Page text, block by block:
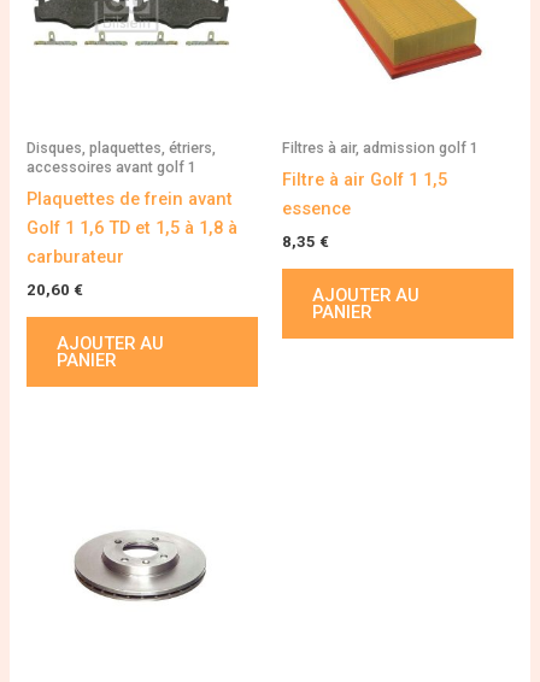
Disques, plaquettes, étriers,
accessoires avant golf 1
Plaquettes de frein avant
Golf 1 1,6 TD et 1,5 à 1,8 à
carburateur
20,60 €
AJOUTER AU
PANIER
Filtres à air, admission golf 1
Filtre à air Golf 1 1,5
essence
8,35 €
AJOUTER AU
PANIER